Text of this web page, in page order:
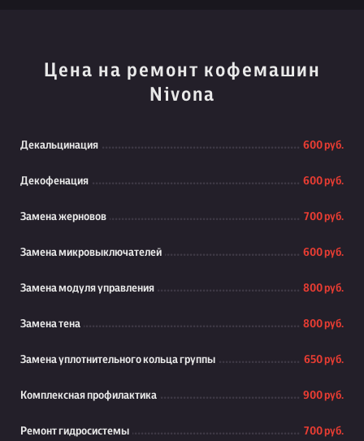
Цена на ремонт кофемашин
Nivona
Декальцинация 600 руб.
Декофенация 600 руб.
Замена жерновов 700 руб.
Замена микровыключателей 600 руб.
Замена модуля управления 800 руб.
Замена тена 800 руб.
Замена уплотнительного кольца группы 650 руб.
Комплексная профилактика 900 руб.
Ремонт гидросистемы 700 руб.